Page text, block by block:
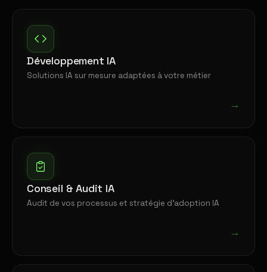
Développement IA
Solutions IA sur mesure adaptées à votre métier
→
Conseil & Audit IA
Audit de vos processus et stratégie d'adoption IA
→